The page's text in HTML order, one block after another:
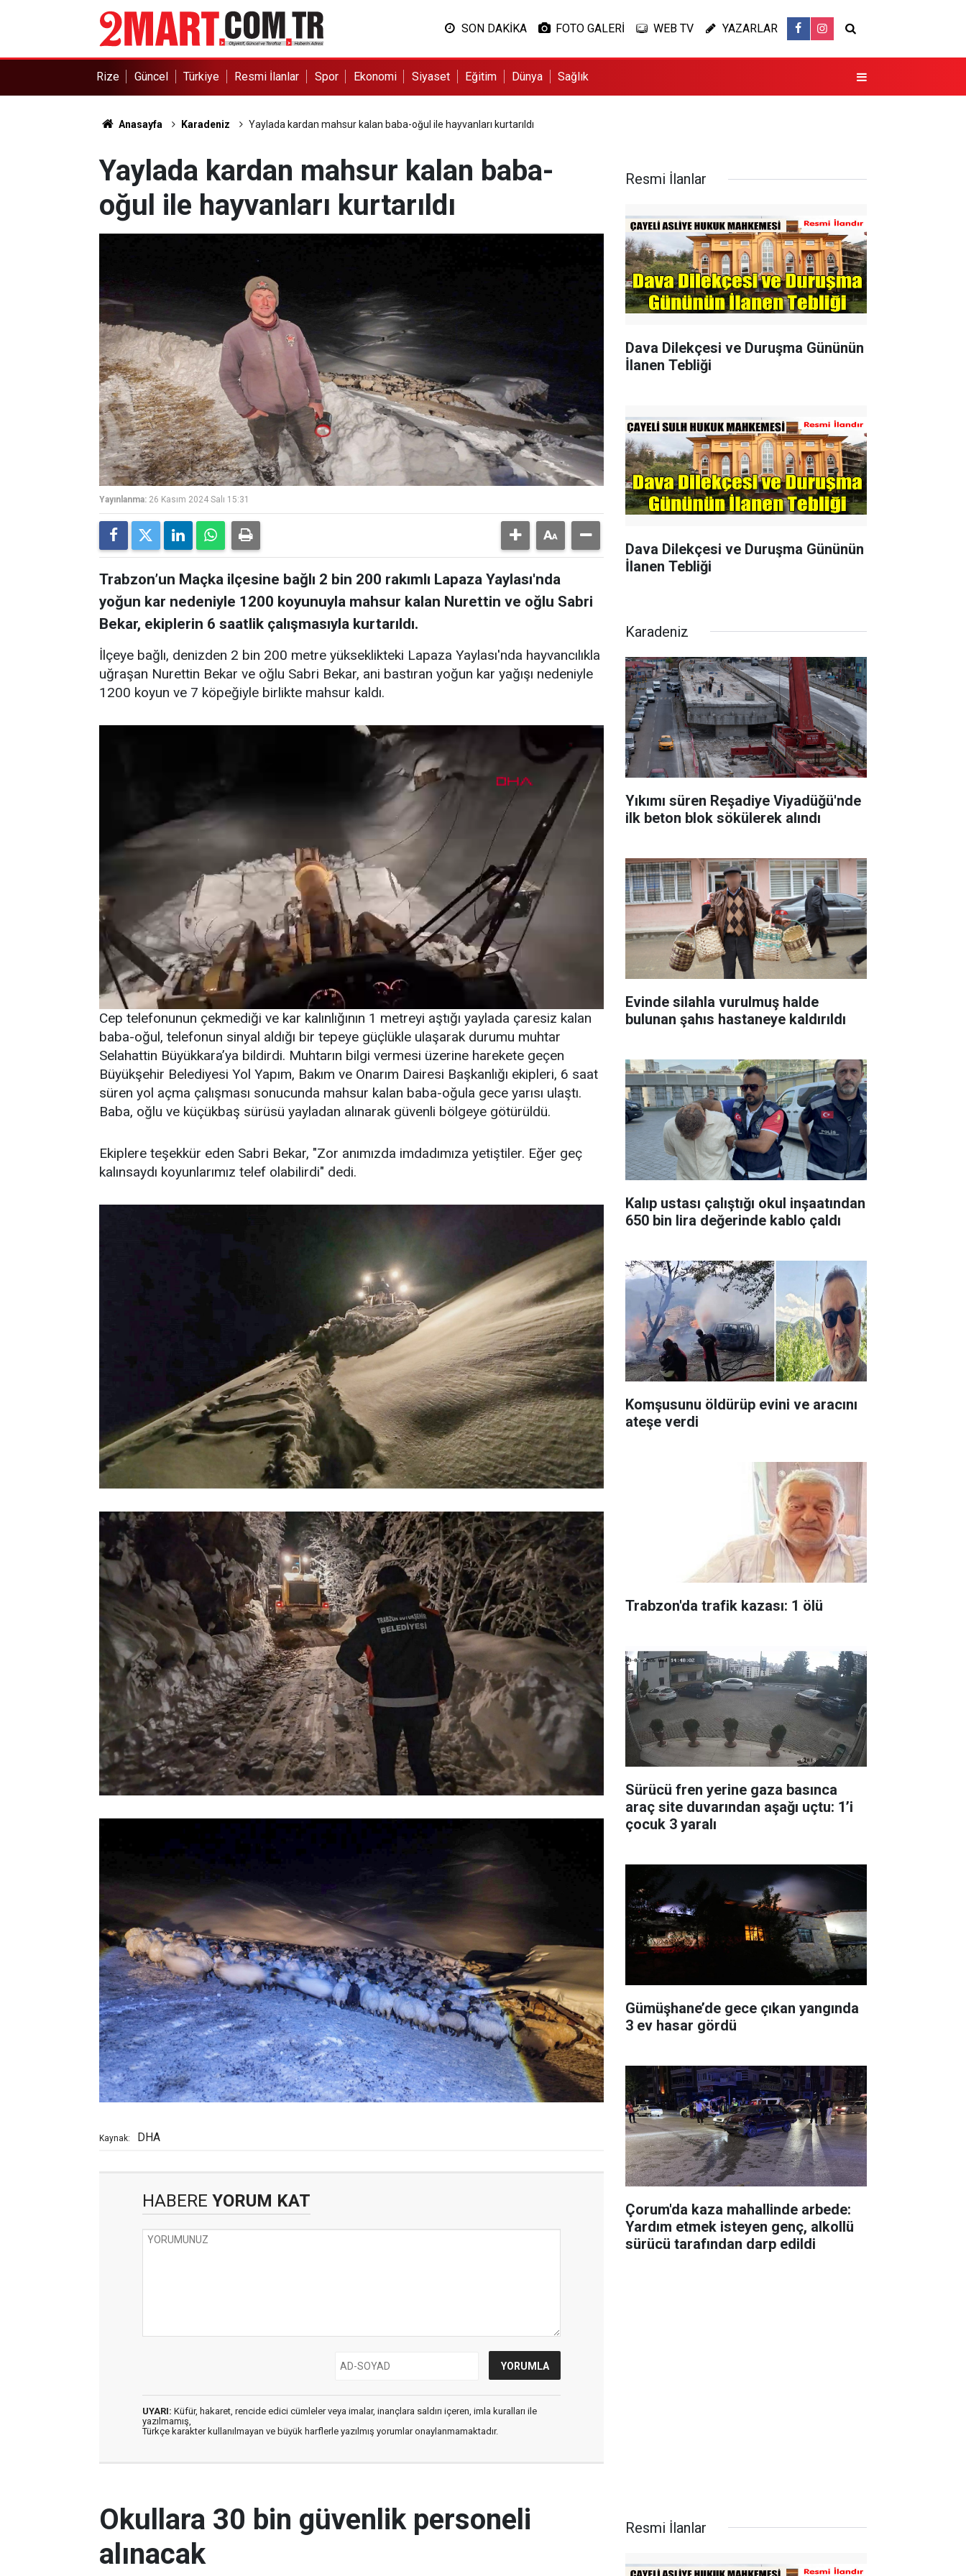
SON DAKİKA FOTO GALERİ WEB TV YAZARLAR
Rize Güncel Türkiye Resmi İlanlar Spor Ekonomi Siyaset Eğitim Dünya Sağlık
Anasayfa Karadeniz Yaylada kardan mahsur kalan baba-oğul ile hayvanları kurtarıldı
Yaylada kardan mahsur kalan baba-
oğul ile hayvanları kurtarıldı
Yayınlanma: 26 Kasım 2024 Salı 15:31
Trabzon’un Maçka ilçesine bağlı 2 bin 200 rakımlı Lapaza Yaylası'nda
yoğun kar nedeniyle 1200 koyunuyla mahsur kalan Nurettin ve oğlu Sabri
Bekar, ekiplerin 6 saatlik çalışmasıyla kurtarıldı.
İlçeye bağlı, denizden 2 bin 200 metre yükseklikteki Lapaza Yaylası'nda hayvancılıkla
uğraşan Nurettin Bekar ve oğlu Sabri Bekar, ani bastıran yoğun kar yağışı nedeniyle
1200 koyun ve 7 köpeğiyle birlikte mahsur kaldı.
Cep telefonunun çekmediği ve kar kalınlığının 1 metreyi aştığı yaylada çaresiz kalan
baba-oğul, telefonun sinyal aldığı bir tepeye güçlükle ulaşarak durumu muhtar
Selahattin Büyükkara’ya bildirdi. Muhtarın bilgi vermesi üzerine harekete geçen
Büyükşehir Belediyesi Yol Yapım, Bakım ve Onarım Dairesi Başkanlığı ekipleri, 6 saat
süren yol açma çalışması sonucunda mahsur kalan baba-oğula gece yarısı ulaştı.
Baba, oğlu ve küçükbaş sürüsü yayladan alınarak güvenli bölgeye götürüldü.
Ekiplere teşekkür eden Sabri Bekar, "Zor anımızda imdadımıza yetiştiler. Eğer geç
kalınsaydı koyunlarımız telef olabilirdi" dedi.
Kaynak: DHA
HABERE YORUM KAT
UYARI: Küfür, hakaret, rencide edici cümleler veya imalar, inançlara saldırı içeren, imla kuralları ile
yazılmamış,
Türkçe karakter kullanılmayan ve büyük harflerle yazılmış yorumlar onaylanmamaktadır.
Resmi İlanlar
Dava Dilekçesi ve Duruşma Gününün
İlanen Tebliği
Dava Dilekçesi ve Duruşma Gününün
İlanen Tebliği
Karadeniz
Yıkımı süren Reşadiye Viyadüğü'nde
ilk beton blok sökülerek alındı
Evinde silahla vurulmuş halde
bulunan şahıs hastaneye kaldırıldı
Kalıp ustası çalıştığı okul inşaatından
650 bin lira değerinde kablo çaldı
Komşusunu öldürüp evini ve aracını
ateşe verdi
Trabzon'da trafik kazası: 1 ölü
Sürücü fren yerine gaza basınca
araç site duvarından aşağı uçtu: 1’i
çocuk 3 yaralı
Gümüşhane’de gece çıkan yangında
3 ev hasar gördü
Çorum'da kaza mahallinde arbede:
Yardım etmek isteyen genç, alkollü
sürücü tarafından darp edildi
Okullara 30 bin güvenlik personeli
alınacak
Resmi İlanlar